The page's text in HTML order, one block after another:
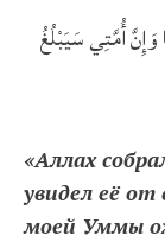
وَإِنَّ أُمَّتِي سَيَبْلُغُ
«Аллах
увидел её от
моей Уммы